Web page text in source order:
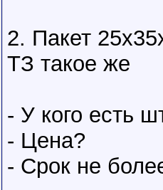
2. Пакет
ТЗ такое же
- У кого есть
- Цена?
- Срок не